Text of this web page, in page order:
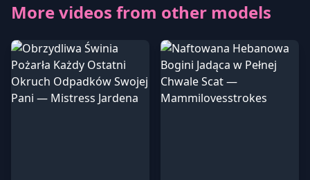
More videos from other models